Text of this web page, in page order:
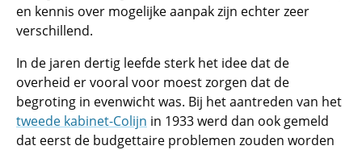
en kennis over mogelijke aanpak zijn echter zeer
verschillend.
In de jaren dertig leefde sterk het idee dat de
overheid er vooral voor moest zorgen dat de
begroting in evenwicht was. Bij het aantreden van het
tweede kabinet-Colijn in 1933 werd dan ook gemeld
dat eerst de budgettaire problemen zouden worden